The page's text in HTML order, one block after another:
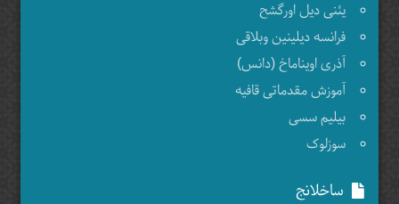
یئنی دیل اورگشح
فرانسه دیلینین وبلاقی
آذری اویناماخ (دانس)
آموزش مقدماتی قافیه
بیلیم سسی
سوزلوک
ساخلانج